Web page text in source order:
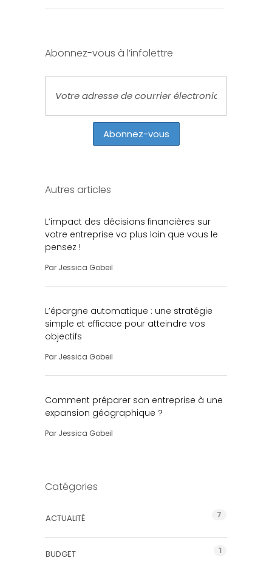
Abonnez-vous à l’infolettre
Autres articles
L’impact des décisions financières sur
votre entreprise va plus loin que vous le
pensez !
Par Jessica Gobeil
L’épargne automatique : une stratégie
simple et efficace pour atteindre vos
objectifs
Par Jessica Gobeil
Comment préparer son entreprise à une
expansion géographique ?
Par Jessica Gobeil
Catégories
ACTUALITÉ 7
BUDGET 1